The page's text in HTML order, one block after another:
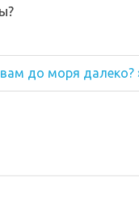
до моря далеко?